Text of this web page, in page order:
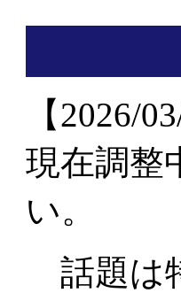
【2026/
現在調整
い。
話題は